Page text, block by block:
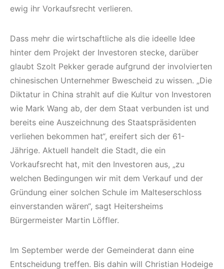
ewig ihr Vorkaufsrecht verlieren.
Dass mehr die wirtschaftliche als die ideelle Idee
hinter dem Projekt der Investoren stecke, darüber
glaubt Szolt Pekker gerade aufgrund der involvierten
chinesischen Unternehmer Bwescheid zu wissen. „Die
Diktatur in China strahlt auf die Kultur von Investoren
wie Mark Wang ab, der dem Staat verbunden ist und
bereits eine Auszeichnung des Staatspräsidenten
verliehen bekommen hat“, ereifert sich der 61-
Jährige. Aktuell handelt die Stadt, die ein
Vorkaufsrecht hat, mit den Investoren aus, „zu
welchen Bedingungen wir mit dem Verkauf und der
Gründung einer solchen Schule im Malteserschloss
einverstanden wären“, sagt Heitersheims
Bürgermeister Martin Löffler.
Im September werde der Gemeinderat dann eine
Entscheidung treffen. Bis dahin will Christian Hodeige